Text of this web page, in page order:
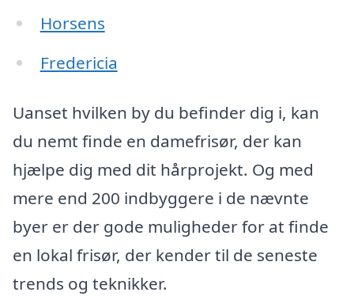
Horsens
Fredericia
Uanset hvilken by du befinder dig i, kan
du nemt finde en damefrisør, der kan
hjælpe dig med dit hårprojekt. Og med
mere end 200 indbyggere i de nævnte
byer er der gode muligheder for at finde
en lokal frisør, der kender til de seneste
trends og teknikker.